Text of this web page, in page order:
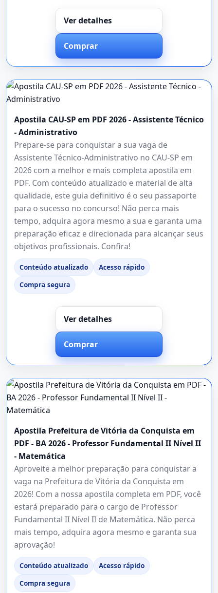
Ver detalhes
Comprar
Apostila CAU-SP em PDF 2026 - Assistente Técnico
- Administrativo
Prepare-se para conquistar a sua vaga de
Assistente Técnico-Administrativo no CAU-SP em
2026 com a melhor e mais completa apostila em
PDF. Com conteúdo atualizado e material de alta
qualidade, este guia definitivo é o seu passaporte
para o sucesso no concurso! Não perca mais
tempo, adquira agora mesmo a sua e garanta uma
preparação eficaz e direcionada para alcançar seus
objetivos profissionais. Confira!
Conteúdo atualizado
Acesso rápido
Compra segura
Ver detalhes
Comprar
Apostila Prefeitura de Vitória da Conquista em
PDF - BA 2026 - Professor Fundamental II Nível II
- Matemática
Aproveite a melhor preparação para conquistar a
vaga na Prefeitura de Vitória da Conquista em
2026! Com a nossa apostila completa em PDF, você
estará preparado para o cargo de Professor
Fundamental II Nível II de Matemática. Não perca
mais tempo, adquira agora mesmo e garanta sua
aprovação!
Conteúdo atualizado
Acesso rápido
Compra segura